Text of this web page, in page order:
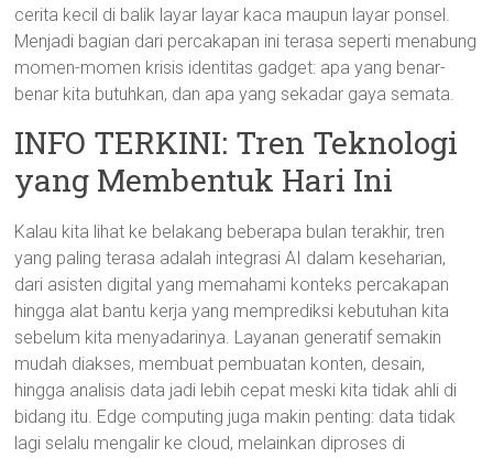
cerita kecil di balik layar layar kaca maupun layar ponsel.
Menjadi bagian dari percakapan ini terasa seperti menabung
momen-momen krisis identitas gadget: apa yang benar-
benar kita butuhkan, dan apa yang sekadar gaya semata.
INFO TERKINI: Tren Teknologi
yang Membentuk Hari Ini
Kalau kita lihat ke belakang beberapa bulan terakhir, tren
yang paling terasa adalah integrasi AI dalam keseharian,
dari asisten digital yang memahami konteks percakapan
hingga alat bantu kerja yang memprediksi kebutuhan kita
sebelum kita menyadarinya. Layanan generatif semakin
mudah diakses, membuat pembuatan konten, desain,
hingga analisis data jadi lebih cepat meski kita tidak ahli di
bidang itu. Edge computing juga makin penting: data tidak
lagi selalu mengalir ke cloud, melainkan diproses di